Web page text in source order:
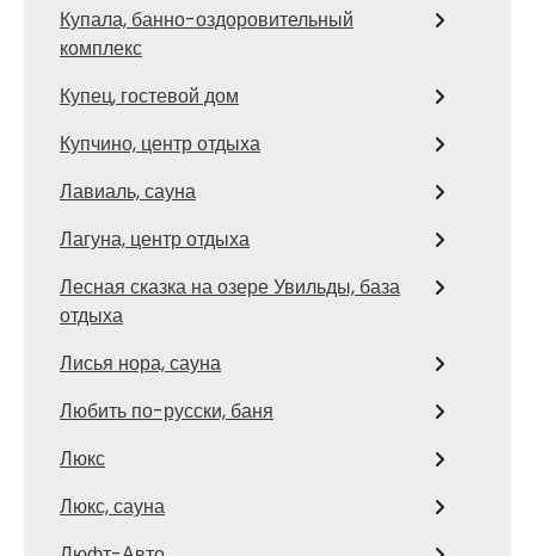
Купала, банно-оздоровительный
комплекс
Купец, гостевой дом
Купчино, центр отдыха
Лавиаль, сауна
Лагуна, центр отдыха
Лесная сказка на озере Увильды, база
отдыха
Лисья нора, сауна
Любить по-русски, баня
Люкс
Люкс, сауна